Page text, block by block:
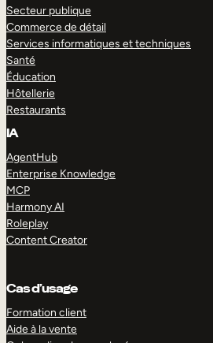
Secteur publique
Commerce de détail
Services informatiques et techniques
Santé
Éducation
Hôtellerie
Restaurants
IA
AgentHub
Enterprise Knowledge
MCP
Harmony AI
Roleplay
Content Creator
Cas d’usage
Formation client
Aide à la vente